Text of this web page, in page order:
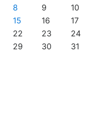
8 9
10
15 16
17
22 23
24
29 30 31